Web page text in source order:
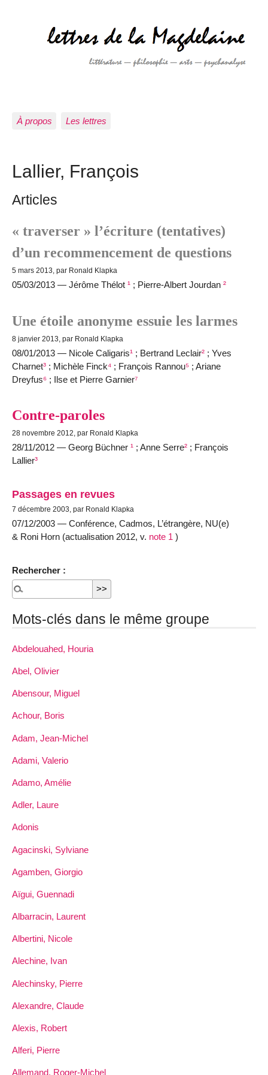
À propos Les lettres
Lallier, François
Articles
« traverser » l’écriture (tentatives)
d’un recommencement de questions
5 mars 2013, par Ronald Klapka
05/03/2013 — Jérôme Thélot ¹ ; Pierre-Albert Jourdan ²
Une étoile anonyme essuie les larmes
8 janvier 2013, par Ronald Klapka
08/01/2013 — Nicole Caligaris¹ ; Bertrand Leclair² ; Yves
Charnet³ ; Michèle Finck⁴ ; François Rannou⁵ ; Ariane
Dreyfus⁶ ; Ilse et Pierre Garnier⁷
Contre-paroles
28 novembre 2012, par Ronald Klapka
28/11/2012 — Georg Büchner ¹ ; Anne Serre² ; François
Lallier³
Passages en revues
7 décembre 2003, par Ronald Klapka
07/12/2003 — Conférence, Cadmos, L’étrangère, NU(e)
& Roni Horn (actualisation 2012, v. note 1 )
Rechercher :
Mots-clés dans le même groupe
Abdelouahed, Houria
Abel, Olivier
Abensour, Miguel
Achour, Boris
Adam, Jean-Michel
Adami, Valerio
Adamo, Amélie
Adler, Laure
Adonis
Agacinski, Sylviane
Agamben, Giorgio
Aïgui, Guennadi
Albarracin, Laurent
Albertini, Nicole
Alechine, Ivan
Alechinsky, Pierre
Alexandre, Claude
Alexis, Robert
Alferi, Pierre
Allemand, Roger-Michel